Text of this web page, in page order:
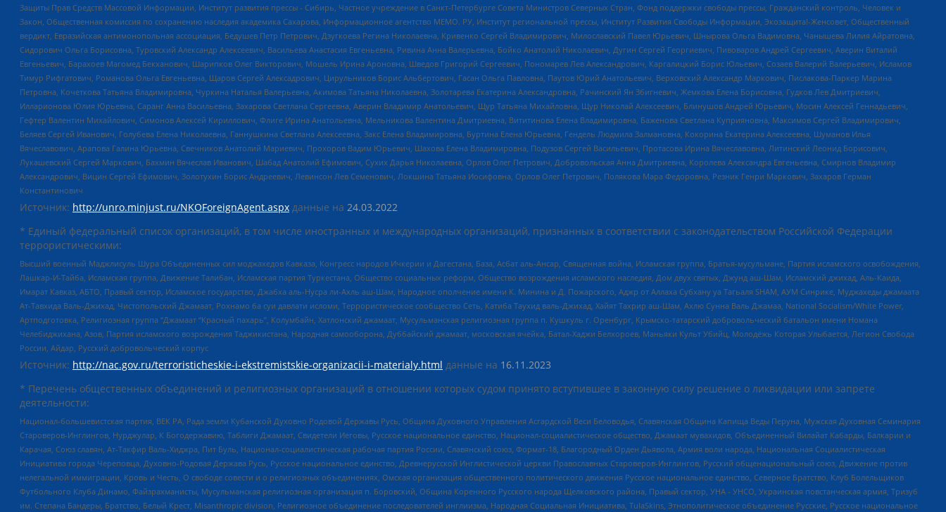
Защиты Прав Средств Массовой Информации, Институт развития прессы - Сибирь, Частное учреждение в Санкт-Петербурге Совета Министров Северных Стран, Фонд поддержки свободы прессы, Гражданский контроль, Человек и
Закон, Общественная комиссия по сохранению наследия академика Сахарова, Информационное агентство МЕМО. РУ, Институт региональной прессы, Институт Развития Свободы Информации, Экозащита!-Женсовет, Общественный
вердикт, Евразийская антимонопольная ассоциация, Бедушев Петр Петрович, Дзугкоева Регина Николаевна, Кривенко Сергей Владимирович, Милославский Павел Юрьевич, Шнырова Ольга Вадимовна, Чанышева Лилия Айратовна,
Сидорович Ольга Борисовна, Туровский Александр Алексеевич, Васильева Анастасия Евгеньевна, Ривина Анна Валерьевна, Бойко Анатолий Николаевич, Дугин Сергей Георгиевич, Пивоваров Андрей Сергеевич, Аверин Виталий
Евгеньевич, Барахоев Магомед Бекханович, Шарипков Олег Викторович, Мошель Ирина Ароновна, Шведов Григорий Сергеевич, Пономарев Лев Александрович, Каргалицкий Борис Юльевич, Созаев Валерий Валерьевич, Исламов
Тимур Рифгатович, Романова Ольга Евгеньевна, Щаров Сергей Алексадрович, Цирульников Борис Альбертович, Гасан Ольга Павловна, Паутов Юрий Анатольевич, Верховский Александр Маркович, Пислакова-Паркер Марина
Петровна, Кочеткова Татьяна Владимировна, Чуркина Наталья Валерьевна, Акимова Татьяна Николаевна, Золотарева Екатерина Александровна, Рачинский Ян Збигневич, Жемкова Елена Борисовна, Гудков Лев Дмитриевич,
Илларионова Юлия Юрьевна, Саранг Анна Васильевна, Захарова Светлана Сергеевна, Аверин Владимир Анатольевич, Щур Татьяна Михайловна, Щур Николай Алексеевич, Блинушов Андрей Юрьевич, Мосин Алексей Геннадьевич,
Гефтер Валентин Михайлович, Симонов Алексей Кириллович, Флиге Ирина Анатольевна, Мельникова Валентина Дмитриевна, Вититинова Елена Владимировна, Баженова Светлана Куприяновна, Максимов Сергей Владимирович,
Беляев Сергей Иванович, Голубева Елена Николаевна, Ганнушкина Светлана Алексеевна, Закс Елена Владимировна, Буртина Елена Юрьевна, Гендель Людмила Залмановна, Кокорина Екатерина Алексеевна, Шуманов Илья
Вячеславович, Арапова Галина Юрьевна, Свечников Анатолий Мариевич, Прохоров Вадим Юрьевич, Шахова Елена Владимировна, Подузов Сергей Васильевич, Протасова Ирина Вячеславовна, Литинский Леонид Борисович,
Лукашевский Сергей Маркович, Бахмин Вячеслав Иванович, Шабад Анатолий Ефимович, Сухих Дарья Николаевна, Орлов Олег Петрович, Добровольская Анна Дмитриевна, Королева Александра Евгеньевна, Смирнов Владимир
Александрович, Вицин Сергей Ефимович, Золотухин Борис Андреевич, Левинсон Лев Семенович, Локшина Татьяна Иосифовна, Орлов Олег Петрович, Полякова Мара Федоровна, Резник Генри Маркович, Захаров Герман
Константинович
Источник: http://unro.minjust.ru/NKOForeignAgent.aspx данные на 24.03.2022
* Единый федеральный список организаций, в том числе иностранных и международных организаций, признанных в соответствии с законодательством Российской Федерации
террористическими:
Высший военный Маджлисуль Шура Объединенных сил моджахедов Кавказа, Конгресс народов Ичкерии и Дагестана, База, Асбат аль-Ансар, Священная война, Исламская группа, Братья-мусульмане, Партия исламского освобождения,
Лашкар-И-Тайба, Исламская группа, Движение Талибан, Исламская партия Туркестана, Общество социальных реформ, Общество возрождения исламского наследия, Дом двух святых, Джунд аш-Шам, Исламский джихад, Аль-Каида,
Имарат Кавказ, АБТО, Правый сектор, Исламское государство, Джабха аль-Нусра ли-Ахль аш-Шам, Народное ополчение имени К. Минина и Д. Пожарского, Аджр от Аллаха Субхану уа Тагьаля SHAM, АУМ Синрике, Муджахеды джамаата
Ат-Тавхида Валь-Джихад, Чистопольский Джамаат, Рохнамо ба суи давлати исломи, Террористическое сообщество Сеть, Катиба Таухид валь-Джихад, Хайят Тахрир аш-Шам, Ахлю Сунна Валь Джамаа, National Socialism/White Power,
Артподготовка, Религиозная группа “Джамаат “Красный пахарь”, Колумбайн, Хатлонский джамаат, Мусульманская религиозная группа п. Кушкуль г. Оренбург, Крымско-татарский добровольческий батальон имени Номана
Челебиджихана, Азов, Партия исламского возрождения Таджикистана, Народная самооборона, Дуббайский джамаат, московская ячейка, Батал-Хаджи Белхороев, Маньяки Культ Убийц, Молодёжь Которая Улыбается, Легион Свобода
России, Айдар, Русский добровольческий корпус
Источник: http://nac.gov.ru/terroristicheskie-i-ekstremistskie-organizacii-i-materialy.html данные на 16.11.2023
* Перечень общественных объединений и религиозных организаций в отношении которых судом принято вступившее в законную силу решение о ликвидации или запрете
деятельности:
Национал-большевистская партия, ВЕК РА, Рада земли Кубанской Духовно Родовой Державы Русь, Община Духовного Управления Асгардской Веси Беловодья, Славянская Община Капища Веды Перуна, Мужская Духовная Семинария
Староверов-Инглингов, Нурджулар, К Богодержавию, Таблиги Джамаат, Свидетели Иеговы, Русское национальное единство, Национал-социалистическое общество, Джамаат мувахидов, Объединенный Вилайат Кабарды, Балкарии и
Карачая, Союз славян, Ат-Такфир Валь-Хиджра, Пит Буль, Национал-социалистическая рабочая партия России, Славянский союз, Формат-18, Благородный Орден Дьявола, Армия воли народа, Национальная Социалистическая
Инициатива города Череповца, Духовно-Родовая Держава Русь, Русское национальное единство, Древнерусской Инглистической церкви Православных Староверов-Инглингов, Русский общенациональный союз, Движение против
нелегальной иммиграции, Кровь и Честь, О свободе совести и о религиозных объединениях, Омская организация общественного политического движения Русское национальное единство, Северное Братство, Клуб Болельщиков
Футбольного Клуба Динамо, Файзрахманисты, Мусульманская религиозная организация п. Боровский, Община Коренного Русского народа Щелковского района, Правый сектор, УНА - УНСО, Украинская повстанческая армия, Тризуб
им. Степана Бандеры, Братство, Белый Крест, Misanthropic division, Религиозное объединение последователей инглиизма, Народная Социальная Инициатива, TulaSkins, Этнополитическое объединение Русские, Русское национальное